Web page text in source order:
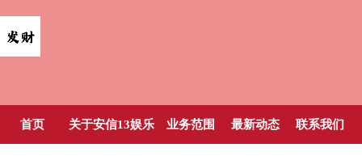
首页 关于安信13娱乐 业务范围 最新动态 联系我们